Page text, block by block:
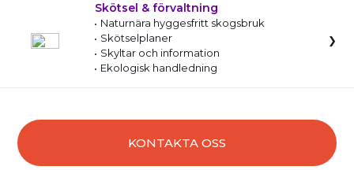
Skötsel & förvaltning
Naturnära hyggesfritt skogsbruk
Skötselplaner
Skyltar och information
Ekologisk handledning
KONTAKTA OSS